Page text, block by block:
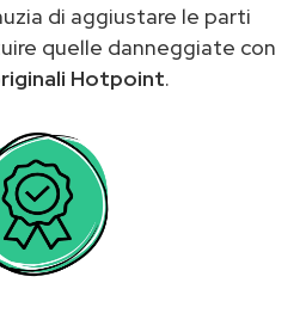
di aggiustare le parti
quelle danneggiate con
Hotpoint.